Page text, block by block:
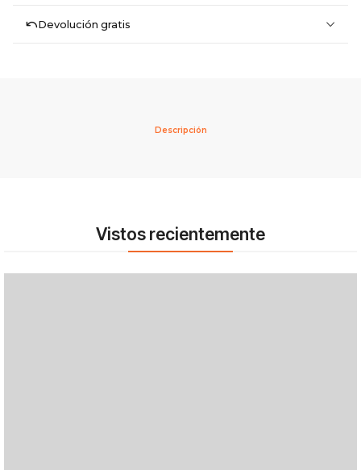
Devolución gratis
Descripción
Vistos recientemente